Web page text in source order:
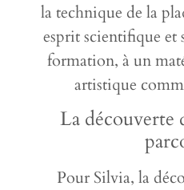
la technique de la
esprit scientifique et
formation, à un
artistique
La découverte
Pour Silvia, la